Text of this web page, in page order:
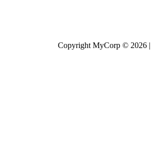
Copyright MyCorp © 2026 |